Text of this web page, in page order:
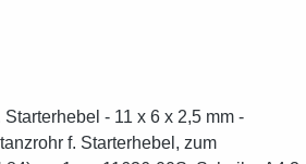
- 11 x 6 x 2,5 mm -
f. Starterhebel, zum